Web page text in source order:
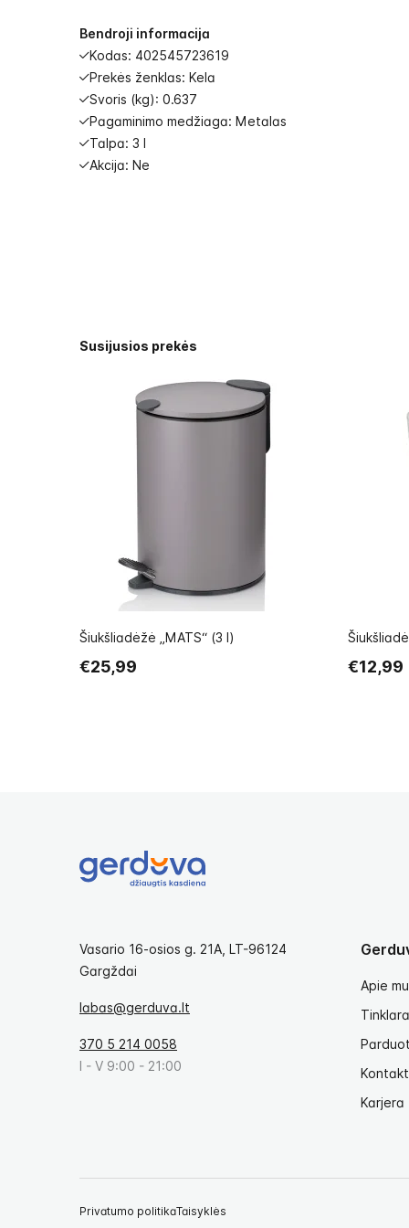
gallery
Bendroji informacija
Kodas: 402545723619
Prekės ženklas: Kela
Svoris (kg): 0.637
Pagaminimo medžiaga: Metalas
Talpa: 3 l
Akcija: Ne
Susijusios prekės
Šiukšliadėžė „MATS“ (3 l)
€25,99 €12,99
Vasario 16-osios g. 21A, LT-96124
Gargždai
labas@gerduva.lt
370 5 214 0058
I - V 9:00 - 21:00
Apie
Karjera
Privatumo politikaTaisyklės